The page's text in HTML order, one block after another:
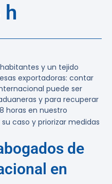
h
y un tejido
exportadoras: contar
puede ser
y para recuperar
horas en nuestro
caso y priorizar medidas
de
en